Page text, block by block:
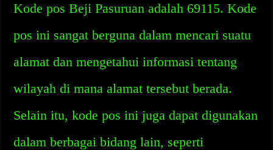
Kode pos Beji Pasuruan adalah 69115. Kode
pos ini sangat berguna dalam mencari suatu
alamat dan mengetahui informasi tentang
wilayah di mana alamat tersebut berada.
Selain itu, kode pos ini juga dapat digunakan
dalam berbagai bidang lain, seperti